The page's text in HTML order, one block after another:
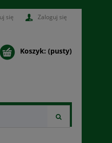
się Zaloguj się
Koszyk: (pusty)